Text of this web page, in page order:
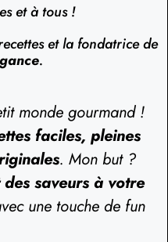
et à tous !
et la fondatrice de
.
monde gourmand !
faciles, pleines
. Mon but ?
saveurs à votre
une touche de fun